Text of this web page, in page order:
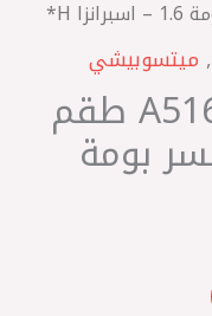
, ميتسوبيشي
OTO-KORE كوري A516 طقم
بومة